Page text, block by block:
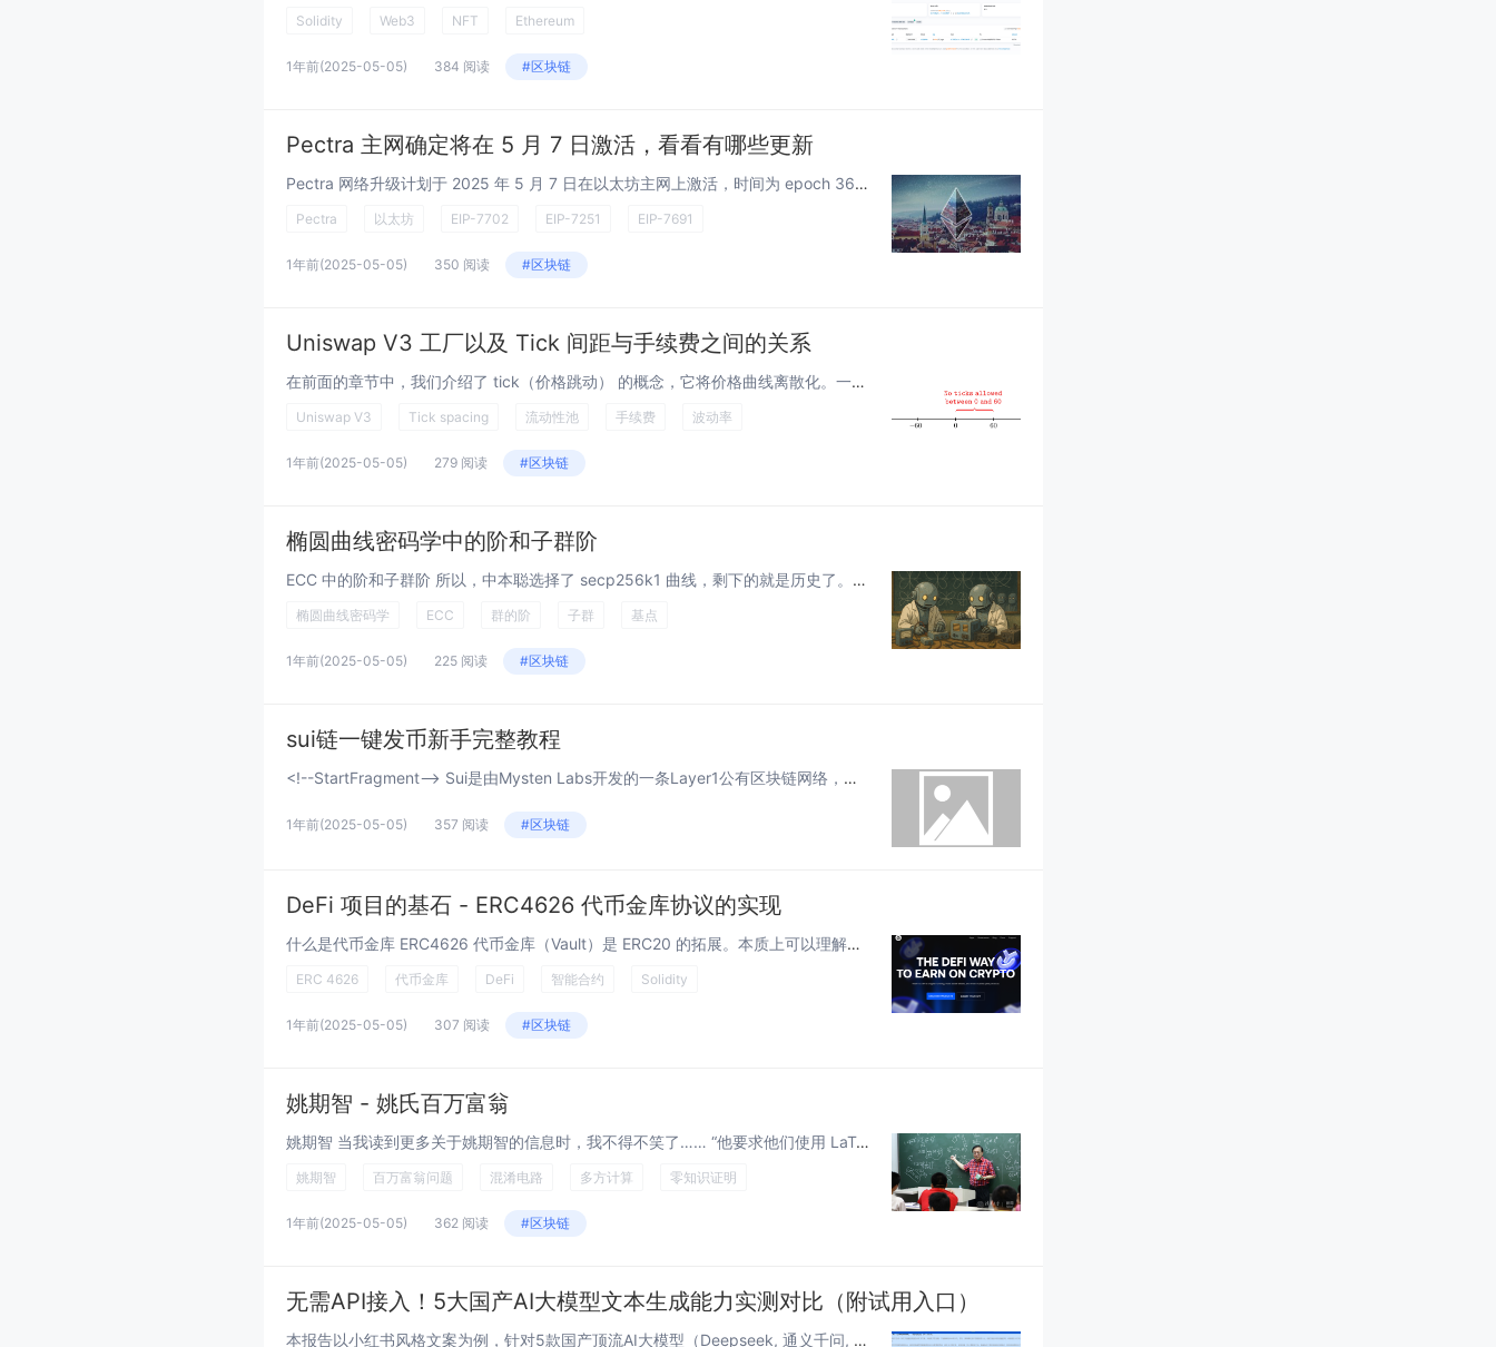
Solidity Web3 NFT Ethereum
1年前(2025-05-05) 384 阅读 #区块链
Pectra 主网确定将在 5 月 7 日激活，看看有哪些更新
Pectra 网络升级计划于 2025 年 5 月 7 日在以太坊主网上激活，时间为 epoch 364032（UTC 时间 10:05:11）！主网客户端版本列于下方。 Pectra 概览 Pectra 紧随去年的 Dencun...
Pectra 以太坊 EIP-7702 EIP-7251 EIP-7691
1年前(2025-05-05) 350 阅读 #区块链
Uniswap V3 工厂以及 Tick 间距与手续费之间的关系
在前面的章节中，我们介绍了 tick（价格跳动） 的概念，它将价格曲线离散化。一个 tick 是由公式 p(i)=1.0001i 定义的价格，其中 i 被称为 tick index（价格跳动指数）。 Tick index 是 范围 [−8...
Uniswap V3 Tick spacing 流动性池 手续费 波动率
1年前(2025-05-05) 279 阅读 #区块链
椭圆曲线密码学中的阶和子群阶
ECC 中的阶和子群阶 所以，中本聪选择了 secp256k1 曲线，剩下的就是历史了。但是，一条曲线是如何设计的呢？嗯，在 ECC 中，我们可以有一个方程 y²=x³+ax+b (mod p)。对于 a=2, b=3 和 p=97，...
椭圆曲线密码学 ECC 群的阶 子群 基点
1年前(2025-05-05) 225 阅读 #区块链
sui链一键发币新手完整教程
<!--StartFragment--> Sui是由Mysten Labs开发的一条Layer1公有区块链网络，旨在解决区块链网络的有效性问题。其目标是实现即时转账，提供高吞吐量、低延迟、可扩展性和安全性的区块链服务，以满足市...
1年前(2025-05-05) 357 阅读 #区块链
DeFi 项目的基石 - ERC4626 代币金库协议的实现
什么是代币金库 ERC4626 代币金库（Vault）是 ERC20 的拓展。本质上可以理解为一个智能合约，支持把资产托管进去这个合约中，合约代表你去赚钱，赚到的钱按份额分配。 ERC4626 继承于 ERC20，基本接口和 ERC20...
ERC 4626 代币金库 DeFi 智能合约 Solidity
1年前(2025-05-05) 307 阅读 #区块链
姚期智 - 姚氏百万富翁
姚期智 当我读到更多关于姚期智的信息时，我不得不笑了…… “他要求他们使用 LaTeX 编写练习，这是一种专门为撰写论文而设计的软件包。” 我之所以笑，是因为我自己的学生目前也在用 LaTeX 撰写他们的密码学课程作业。...
姚期智 百万富翁问题 混淆电路 多方计算 零知识证明
1年前(2025-05-05) 362 阅读 #区块链
无需API接入！5大国产AI大模型文本生成能力实测对比（附试用入口）
本报告以小红书风格文案为例，针对5款国产顶流AI大模型（Deepseek, 通义千问, KimiGPT等），通过API试用工具进行横向评测。首创对比方式：无需API接入！单条指令同步触发5大模型API，确保测试条件完全一致。重点考察：风格匹...